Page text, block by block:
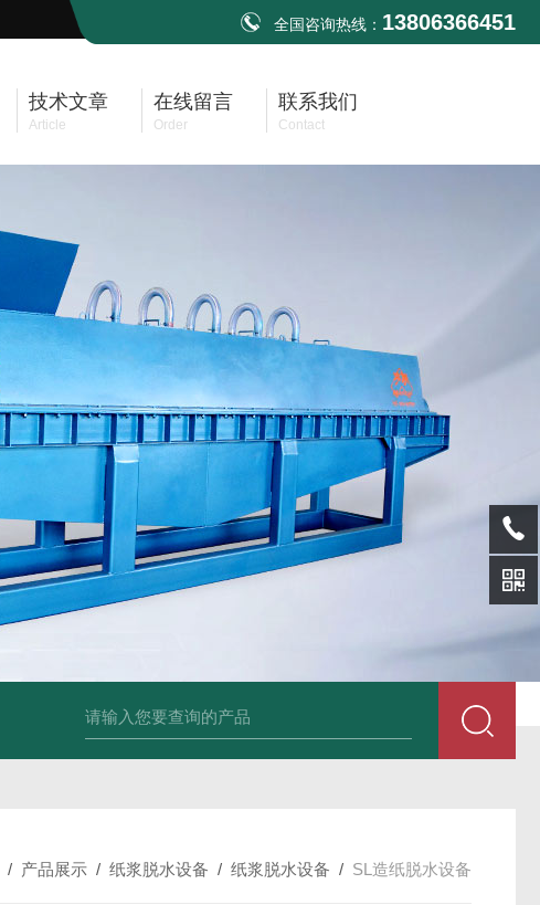
全国咨询热线： 13806366451
技术文章
Article
在线留言
Order
联系我们
Contact
SL-p泡面盖纸塑分离机 sl-d镀铝膜分离清洗机 SL-wl转鼓式纸浆浓缩
/ 产品展示 / 纸浆脱水设备 / 纸浆脱水设备 / SL造纸脱水设备